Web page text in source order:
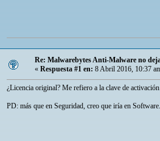
Re: Malwarebytes Anti-Malware no
« Respuesta #1 en: 8 Abril 2016, 10:37
¿Licencia original? Me refiero a la clave de
PD: más que en Seguridad, creo que iría en Software.